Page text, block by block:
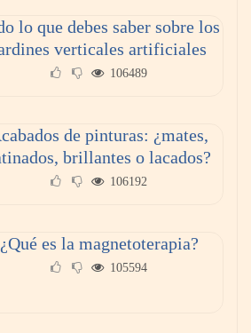
la conclusión de la etapa
como director general
industriales no encuentra
lo que debes saber sobre los
verticales artificiales
106489
de pinturas: ¿mates,
brillantes o lacados?
106192
¿Qué es la magnetoterapia?
105594